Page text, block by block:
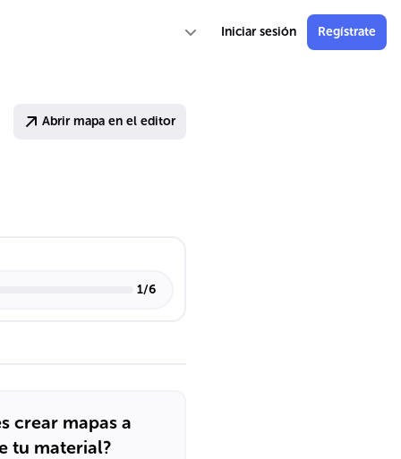
Iniciar sesión Regístrate
Abrir mapa en el editor
1/6
crear mapas a
tu material?